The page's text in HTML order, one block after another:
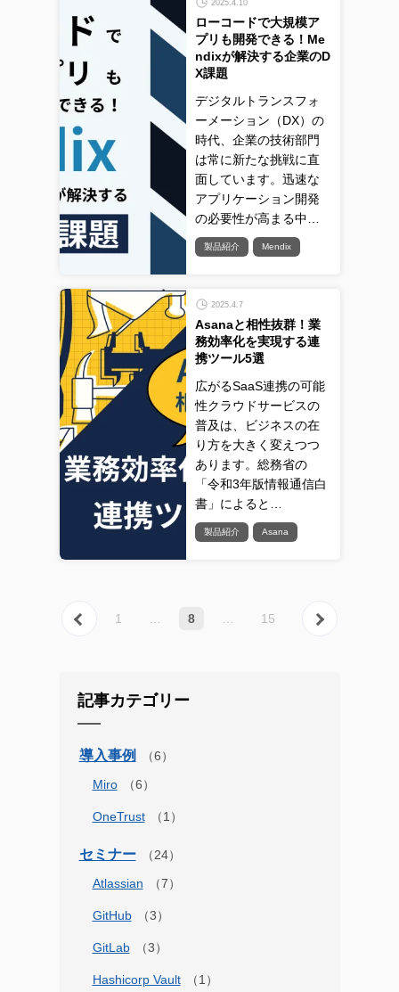
2025.4.10
ローコードで大規模ア
プリも開発できる！Me
ndixが解決する企業のD
X課題
デジタルトランスフォ
ーメーション（DX）の
時代、企業の技術部門
は常に新たな挑戦に直
面しています。迅速な
アプリケーション開発
の必要性が高まる中…
製品紹介 Mendix
2025.4.7
Asanaと相性抜群！業
務効率化を実現する連
携ツール5選
広がるSaaS連携の可能
性クラウドサービスの
普及は、ビジネスの在
り方を大きく変えつつ
あります。総務省の
「令和3年版情報通信白
書」によると…
製品紹介 Asana
1 8 15
記事カテゴリー
導入事例
Miro
OneTrust
セミナー
Atlassian
GitHub
GitLab
Hashicorp Vault